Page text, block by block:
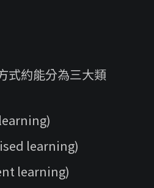
式約能分為三大類
learning)
learning)